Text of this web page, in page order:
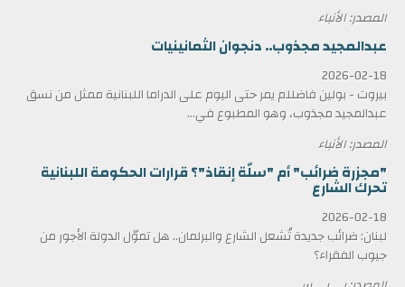
المصدر: الأنباء
عبدالمجيد مجذوب.. دنجوان الثمانينيات
2026-02-18
بيروت - بولين فاضللم يمر حتى اليوم على الدراما اللبنانية ممثل من نسق
عبدالمجيد مجذوب، وهو المطبوع في...
المصدر: الأنباء
"مجزرة ضرائب" أم "سلّة إنقاذ"؟ قرارات الحكومة اللبنانية
تحرك الشارع
2026-02-18
لبنان: ضرائب جديدة تُشعل الشارع والبرلمان.. هل تموّل الدولة الأجور من
جيوب الفقراء؟